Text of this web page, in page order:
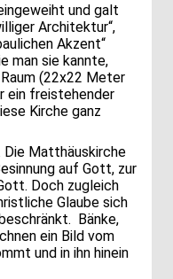
und galt
Architektur“,
Akzent“
man sie kannte,
(22x22 Meter
ein freistehender
Kirche ganz
Die Matthäuskirche
auf Gott, zur
Doch zugleich
Glaube sich
Bänke,
ein Bild vom
und in ihn hinein